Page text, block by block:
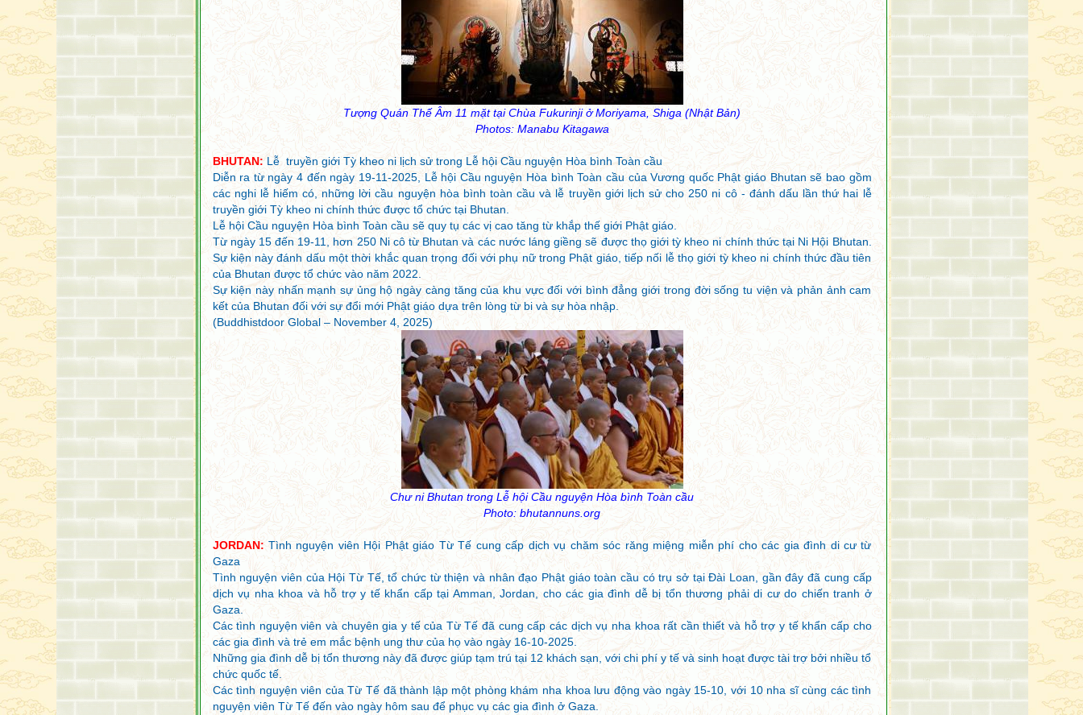
Tượng Quán Thế Âm 11 mặt tại Chùa Fukurinji ở Moriyama, Shiga (Nhật Bản)
Photos: Manabu Kitagawa
BHUTAN:Lễ truyền giới Tỳ kheo ni lịch sử trong Lễ hội Cầu nguyện Hòa bình Toàn cầu
Diễn ra từ ngày 4 đến ngày 19-11-2025, Lễ hội Cầu nguyện Hòa bình Toàn cầu của Vương quốc Phật giáo Bhutan sẽ bao gồm
các nghi lễ hiếm có, những lời cầu nguyện hòa bình toàn cầu và lễ truyền giới lịch sử cho 250 ni cô - đánh dấu lần thứ hai lễ
truyền giới Tỳ kheo ni chính thức được tổ chức tại Bhutan.
Lễ hội Cầu nguyện Hòa bình Toàn cầu sẽ quy tụ các vị cao tăng từ khắp thế giới Phật giáo.
Từ ngày 15 đến 19-11, hơn 250 Ni cô từ Bhutan và các nước láng giềng sẽ được thọ giới tỳ kheo ni chính thức tại Ni Hội Bhutan.
Sự kiện này đánh dấu một thời khắc quan trọng đối với phụ nữ trong Phật giáo, tiếp nối lễ thọ giới tỳ kheo ni chính thức đầu tiên
của Bhutan được tổ chức vào năm 2022.
Sự kiện này nhấn mạnh sự ủng hộ ngày càng tăng của khu vực đối với bình đẳng giới trong đời sống tu viện và phản ảnh cam
kết của Bhutan đối với sự đổi mới Phật giáo dựa trên lòng từ bi và sự hòa nhập.
(Buddhistdoor Global – November 4, 2025)
Chư ni Bhutan trong Lễ hội Cầu nguyện Hòa bình Toàn cầu
Photo: bhutannuns.org
JORDAN:Tình nguyện viên Hội Phật giáo Từ Tế cung cấp dịch vụ chăm sóc răng miệng miễn phí cho các gia đình di cư từ
Gaza
Tình nguyện viên của Hội Từ Tế, tổ chức từ thiện và nhân đạo Phật giáo toàn cầu có trụ sở tại Đài Loan, gần đây đã cung cấp
dịch vụ nha khoa và hỗ trợ y tế khẩn cấp tại Amman, Jordan, cho các gia đình dễ bị tổn thương phải di cư do chiến tranh ở
Gaza.
Các tình nguyện viên và chuyên gia y tế của Từ Tế đã cung cấp các dịch vụ nha khoa rất cần thiết và hỗ trợ y tế khẩn cấp cho
các gia đình và trẻ em mắc bệnh ung thư của họ vào ngày 16-10-2025.
Những gia đình dễ bị tổn thương này đã được giúp tạm trú tại 12 khách sạn, với chi phí y tế và sinh hoạt được tài trợ bởi nhiều tổ
chức quốc tế.
Các tình nguyện viên của Từ Tế đã thành lập một phòng khám nha khoa lưu động vào ngày 15-10, với 10 nha sĩ cùng các tình
nguyện viên Từ Tế đến vào ngày hôm sau để phục vụ các gia đình ở Gaza.
Cũng vậy, giữa khen chê,
Người trí không dao động.
Như hồ nước sâu thẳm,
Không vì mình, vì người,
Không cầu được con cái,
Không tài sản quốc độ,
Còn số người còn lại
Xuôi ngược chạy bbờ này.
Nhữngg ai hành trì pháp,
Theeo chánh pháp khéo dạy,
Bỏ dục, không sở hữu,
Kẻ trí tự rữa sạch,